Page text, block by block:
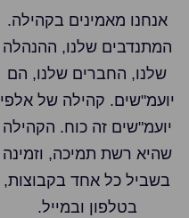
אנחנו מאמינים בקהילה.
המתנדבים שלנו, ההנהלה
שלנו, החברים שלנו, הם
יועמ"שים. קהילה של אלפי
יועמ"שים זה כוח. הקהילה
שהיא רשת תמיכה, וזמינה
בשביל כל אחד בקבוצות,
בטלפון ובמייל.